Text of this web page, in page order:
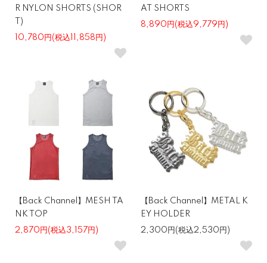
R NYLON SHORTS (SHOR
T)
10,780円(税込11,858円)
AT SHORTS
8,890円(税込9,779円)
【Back Channel】MESH TA
NK TOP
2,870円(税込3,157円)
【Back Channel】METAL K
EY HOLDER
2,300円(税込2,530円)